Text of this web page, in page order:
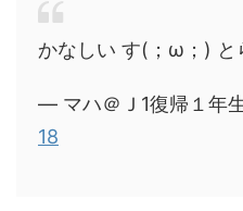
かなしい す(；ω；) と
— マハ＠Ｊ1復帰１年
18